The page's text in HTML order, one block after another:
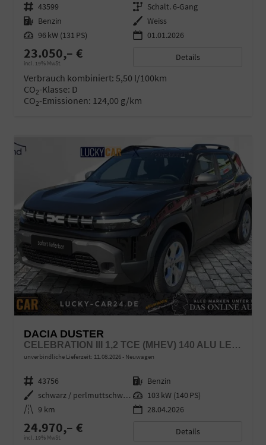
Fahrzeugnr. 43599 Getriebe Schalt. 6-Gang
Kraftstoff Benzin Außenfarbe Weiss
Leistung 96 kW (131 PS) 01.01.2026
23.050,– €
incl. 19% MwSt.
Details
Verbrauch kombiniert: 5,50 l/100km
CO2-Klasse: D
CO2-Emissionen: 124,00 g/km
DACIA DUSTER
CELEBRATION III 1,2 TCE (MHEV) 140 ALU LED LINK LR
unverbindliche Lieferzeit: 11.08.2026 Neuwagen
Fahrzeugnr. 43756 Kraftstoff Benzin
Außenfarbe
schwarz / perlmuttschwarz Leistung 103 kW (140 PS)
Kilometerstand 9 km 28.04.2026
24.970,– €
incl. 19% MwSt.
Details